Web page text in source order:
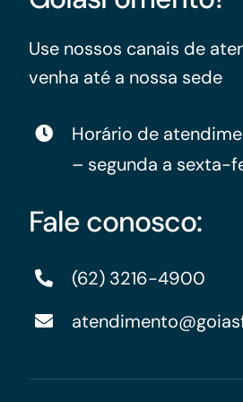
Use nossos canais de
venha até a nossa sede
Horário de
– segunda a sexta-
Fale conosco:
(62) 3216-4900